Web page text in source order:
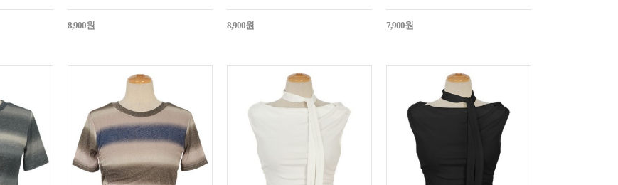
8,900원 8,900원 7,900원